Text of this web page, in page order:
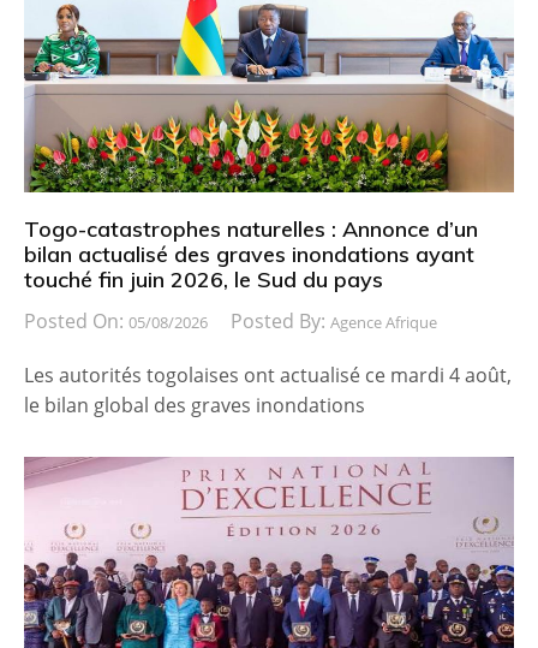
Togo-catastrophes naturelles : Annonce d’un
bilan actualisé des graves inondations ayant
touché fin juin 2026, le Sud du pays
Posted On: 05/08/2026 Posted By: Agence Afrique
Les autorités togolaises ont actualisé ce mardi 4 août,
le bilan global des graves inondations